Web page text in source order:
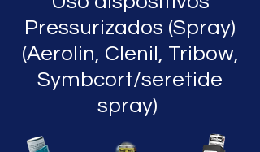
Pressurizados (Spray)
(Aerolin, Clenil, Tribow,
Symbcort/seretide
spray)